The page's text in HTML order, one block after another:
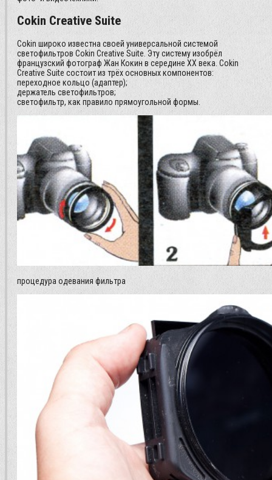
Cokin Creative Suite
Cokin широко известна своей универсальной системой
светофильтров Cokin Creative Suite. Эту систему изобрёл
французский фотограф Жан Кокин в середине XX века. Cokin
Creative Suite состоит из трёх основных компонентов:
переходное кольцо (адаптер);
держатель светофильтров;
светофильтр, как правило прямоугольной формы.
процедура одевания фильтра